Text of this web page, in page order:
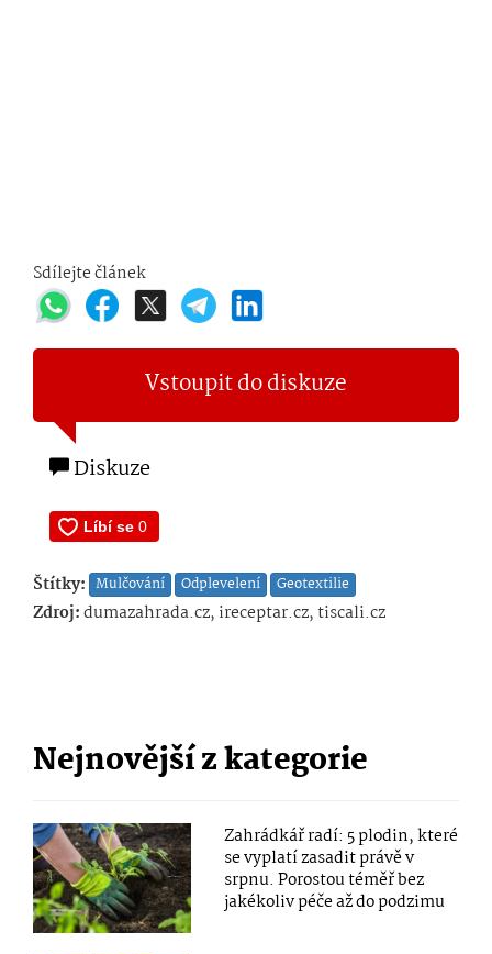
Sdílejte článek
Vstoupit do diskuze
Diskuze
Štítky: Mulčování Odplevelení Geotextilie
Zdroj:dumazahrada.cz, ireceptar.cz, tiscali.cz
Nejnovější z kategorie
Zahrádkář radí: 5 plodin, které
se vyplatí zasadit právě v
srpnu. Porostou téměř bez
jakékoliv péče až do podzimu